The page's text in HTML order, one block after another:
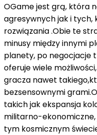
OGame jest grą, która
agresywnych jak i
rozwiązania .Obie te
minusy między innymi
planety, po negocjacje
oferuje wiele
gracza nawet
bezsensownymi
takich jak ekspansja
militarno-
tym kosmicznym